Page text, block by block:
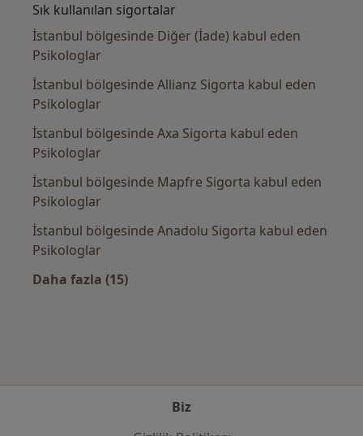
Sık kullanılan sigortalar
İstanbul bölgesinde Diğer (İade) kabul eden
Psikologlar
İstanbul bölgesinde Allianz Sigorta kabul eden
Psikologlar
İstanbul bölgesinde Axa Sigorta kabul eden
Psikologlar
İstanbul bölgesinde Mapfre Sigorta kabul eden
Psikologlar
İstanbul bölgesinde Anadolu Sigorta kabul eden
Psikologlar
Daha fazla (15)
Biz